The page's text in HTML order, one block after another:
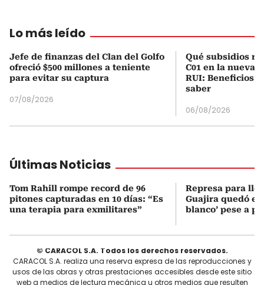
Lo más leído
Jefe de finanzas del Clan del Golfo
ofreció $500 millones a teniente
para evitar su captura
07/08/2026
Qué subsidios
C01 en la nueva
RUI: Beneficios
saber
06/08/2026
Últimas Noticias
Tom Rahill rompe record de 96
pitones capturadas en 10 días: “Es
una terapia para exmilitares”
Represa para
Guajira quedó en
blanco’ pese a
© CARACOL S.A. Todos los derechos reservados.
CARACOL S.A. realiza una reserva expresa de las reproducciones y
usos de las obras y otras prestaciones accesibles desde este sitio
web a medios de lectura mecánica u otros medios que resulten